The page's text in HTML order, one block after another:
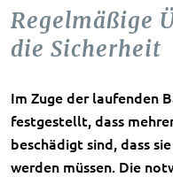
Regelmäßige
die Sicherheit
Im Zuge der laufenden
festgestellt, dass
beschädigt sind, dass
werden müssen. Die